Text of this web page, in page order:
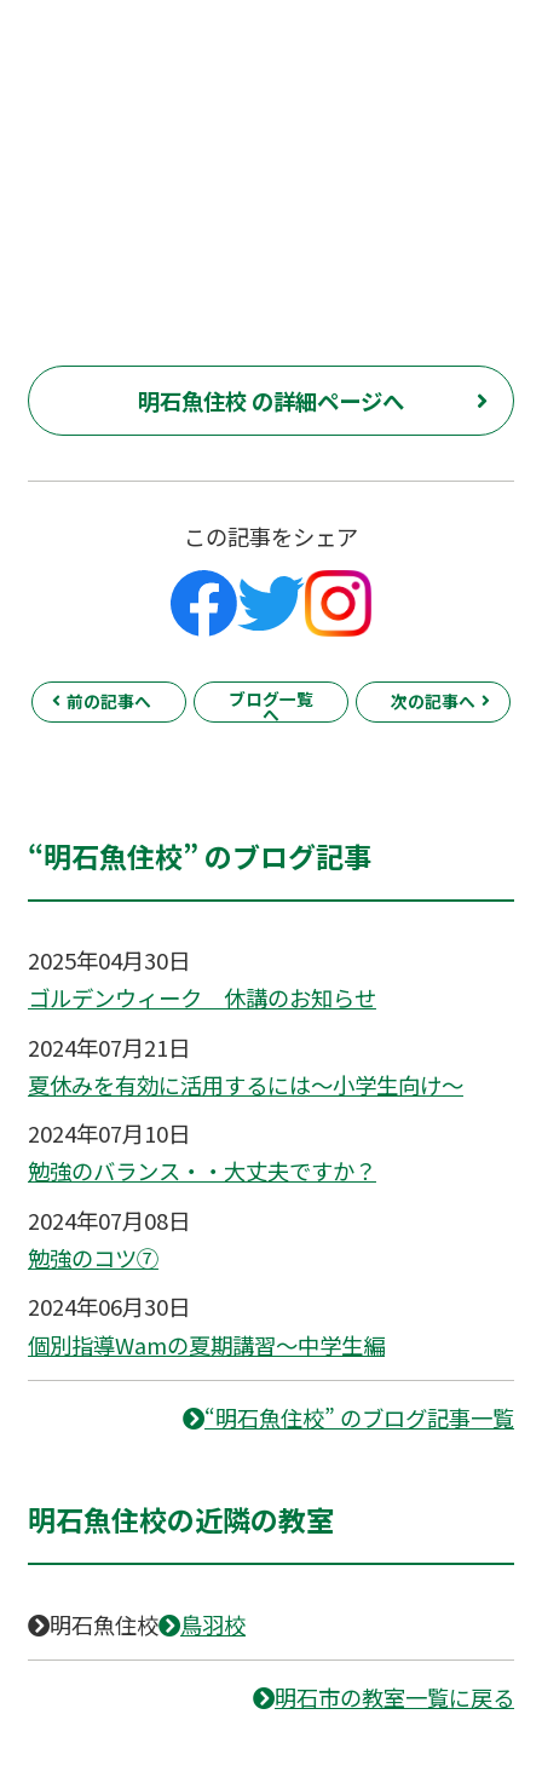
明石魚住校 の詳細ページへ
この記事をシェア
前の記事へ ブログ一覧
へ
次の記事へ
“明石魚住校” のブログ記事
2025年04月30日
ゴルデンウィーク 休講のお知らせ
2024年07月21日
夏休みを有効に活用するには～小学生向け～
2024年07月10日
勉強のバランス・・大丈夫ですか？
2024年07月08日
勉強のコツ⑦
2024年06月30日
個別指導Wamの夏期講習〜中学生編
“明石魚住校” のブログ記事一覧
明石魚住校の近隣の教室
明石魚住校 鳥羽校
明石市の教室一覧に戻る